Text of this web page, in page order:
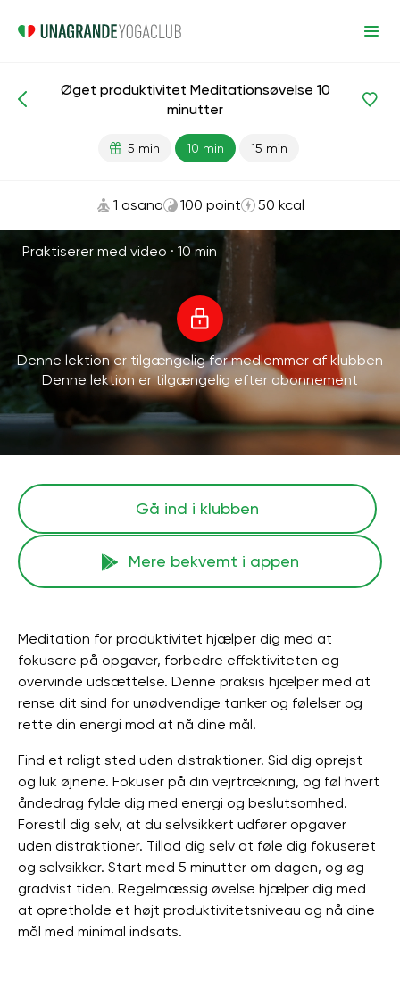
Meditationer og vejrtrækning
Øget produktivitet Meditationsøvelse 10
minutter
5 min 10 min 15 min
1 asana 100 point 50 kcal
Praktiserer med video · 10 min
Denne lektion er tilgængelig for medlemmer af klubben
Denne lektion er tilgængelig efter abonnement
Gå ind i klubben
Mere bekvemt i appen
Meditation for produktivitet hjælper dig med at
fokusere på opgaver, forbedre effektiviteten og
overvinde udsættelse. Denne praksis hjælper med at
rense dit sind for unødvendige tanker og følelser og
rette din energi mod at nå dine mål.
Find et roligt sted uden distraktioner. Sid dig oprejst
og luk øjnene. Fokuser på din vejrtrækning, og føl hvert
åndedrag fylde dig med energi og beslutsomhed.
Forestil dig selv, at du selvsikkert udfører opgaver
uden distraktioner. Tillad dig selv at føle dig fokuseret
og selvsikker. Start med 5 minutter om dagen, og øg
gradvist tiden. Regelmæssig øvelse hjælper dig med
at opretholde et højt produktivitetsniveau og nå dine
mål med minimal indsats.